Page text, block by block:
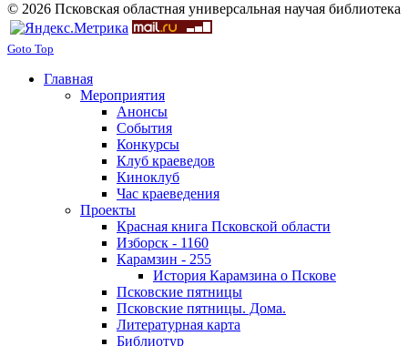
© 2026 Псковская областная универсальная научая библиотека
Goto Top
Главная
Мероприятия
Анонсы
События
Конкурсы
Клуб краеведов
Киноклуб
Час краеведения
Проекты
Красная книга Псковской области
Изборск - 1160
Карамзин - 255
История Карамзина о Пскове
Псковские пятницы
Псковские пятницы. Дома.
Литературная карта
Библиотур